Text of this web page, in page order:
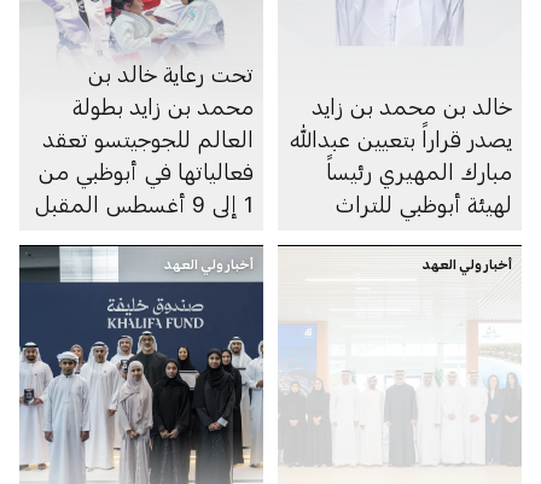
خالد بن محمد بن زايد
يصدر قراراً بتعيين عبدالله
مبارك المهيري رئيساً
لهيئة أبوظبي للتراث
تحت رعاية خالد بن
محمد بن زايد بطولة
العالم للجوجيتسو تعقد
فعالياتها في أبوظبي من
1 إلى 9 أغسطس المقبل
أخبار ولي العهد أخبار ولي العهد